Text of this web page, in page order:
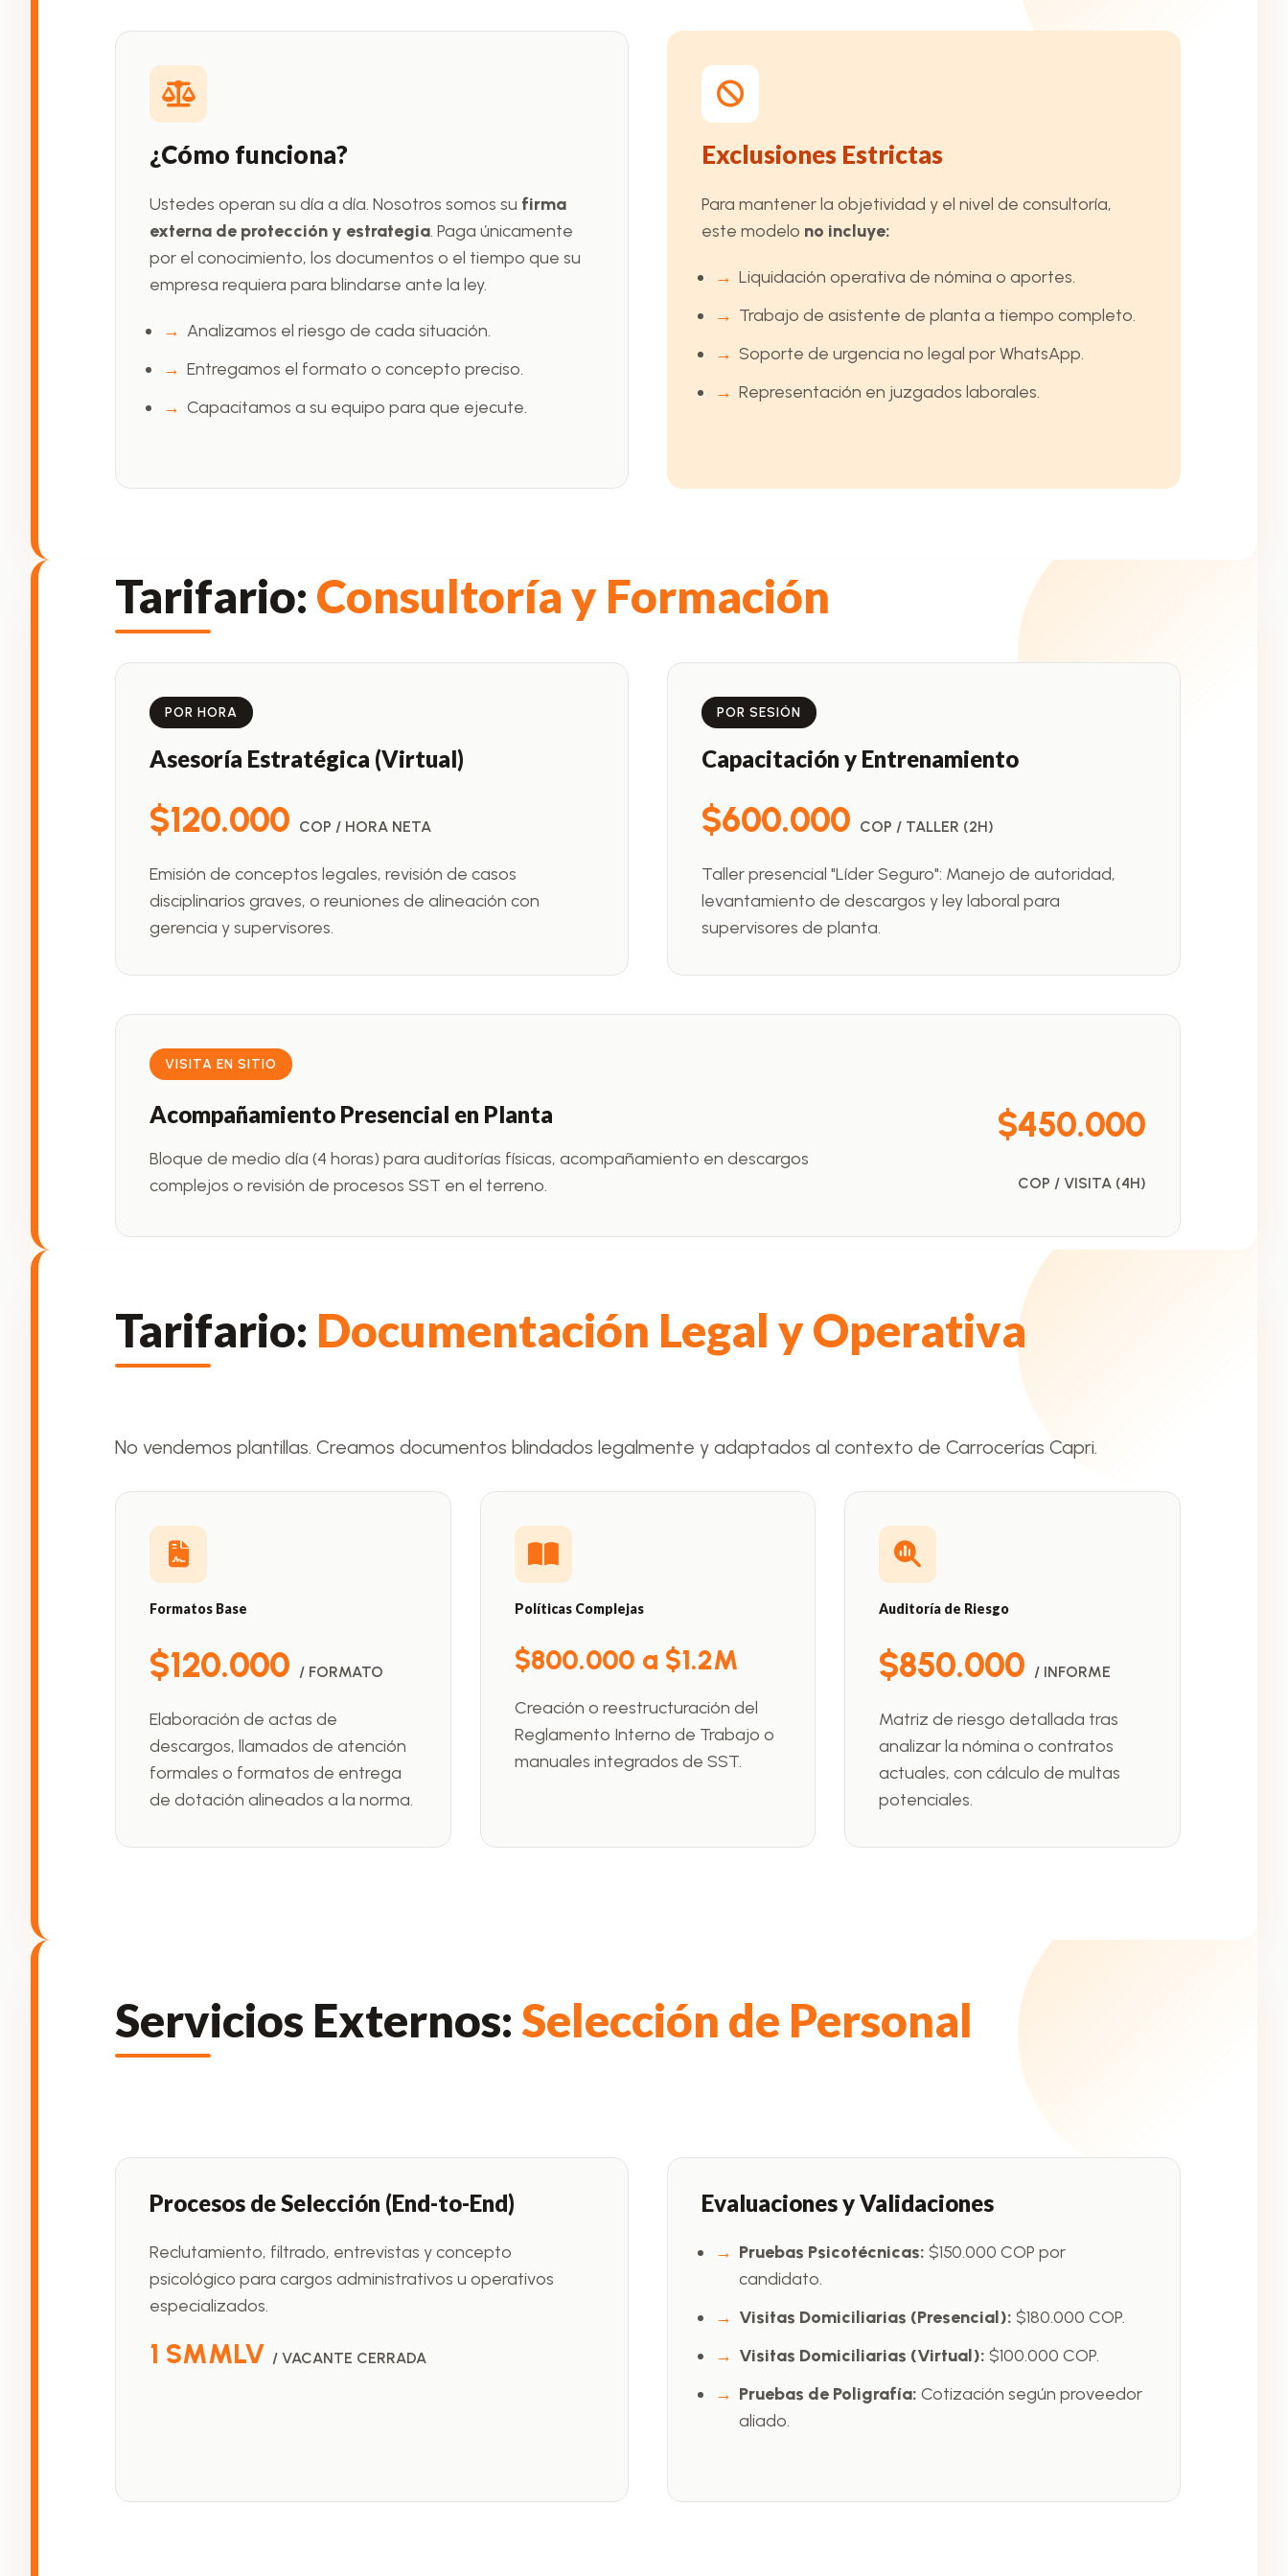
¿Cómo funciona?
Ustedes operan su día a día. Nosotros somos su firma
externa de protección y estrategia. Paga únicamente
por el conocimiento, los documentos o el tiempo que su
empresa requiera para blindarse ante la ley.
Analizamos el riesgo de cada situación.
Entregamos el formato o concepto preciso.
Capacitamos a su equipo para que ejecute.
Exclusiones Estrictas
Para mantener la objetividad y el nivel de consultoría,
este modelo no incluye:
Liquidación operativa de nómina o aportes.
Trabajo de asistente de planta a tiempo completo.
Soporte de urgencia no legal por WhatsApp.
Representación en juzgados laborales.
Tarifario: Consultoría y Formación
POR HORA
Asesoría Estratégica (Virtual)
$120.000 COP / HORA NETA
Emisión de conceptos legales, revisión de casos
disciplinarios graves, o reuniones de alineación con
gerencia y supervisores.
POR SESIÓN
Capacitación y Entrenamiento
$600.000 COP / TALLER (2H)
Taller presencial "Líder Seguro": Manejo de autoridad,
levantamiento de descargos y ley laboral para
supervisores de planta.
VISITA EN SITIO
Acompañamiento Presencial en Planta
Bloque de medio día (4 horas) para auditorías físicas, acompañamiento en descargos
complejos o revisión de procesos SST en el terreno.
$450.000
COP / VISITA (4H)
Tarifario: Documentación Legal y Operativa
No vendemos plantillas. Creamos documentos blindados legalmente y adaptados al contexto de Carrocerías Capri.
Formatos Base
$120.000 / FORMATO
Elaboración de actas de
descargos, llamados de atención
formales o formatos de entrega
de dotación alineados a la norma.
Políticas Complejas
$800.000 a $1.2M
Creación o reestructuración del
Reglamento Interno de Trabajo o
manuales integrados de SST.
Auditoría de Riesgo
$850.000 / INFORME
Matriz de riesgo detallada tras
analizar la nómina o contratos
actuales, con cálculo de multas
potenciales.
Servicios Externos:Selección de Personal
Procesos de Selección (End-to-End)
Reclutamiento, filtrado, entrevistas y concepto
psicológico para cargos administrativos u operativos
especializados.
1 SMMLV / VACANTE CERRADA
Evaluaciones y Validaciones
Pruebas Psicotécnicas: $150.000 COP por
candidato.
Visitas Domiciliarias (Presencial): $180.000 COP.
Visitas Domiciliarias (Virtual): $100.000 COP.
Pruebas de Poligrafía: Cotización según proveedor
aliado.